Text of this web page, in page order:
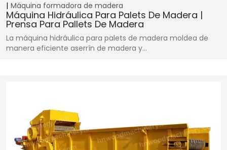
Máquina formadora de madera
Máquina Hidráulica Para Palets De Madera |
Prensa Para Pallets De Madera
La máquina hidráulica para palets de madera moldea de
manera eficiente aserrín de madera y…